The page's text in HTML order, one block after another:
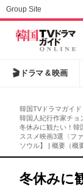
Group Site
🎬 ドラマ & 映画
韓国TVドラマガイ
韓国人紀行作家チョ
冬休みに観たい！韓
ススメ映画3選〈フ
ソウル】 | 概要（概
冬休みに